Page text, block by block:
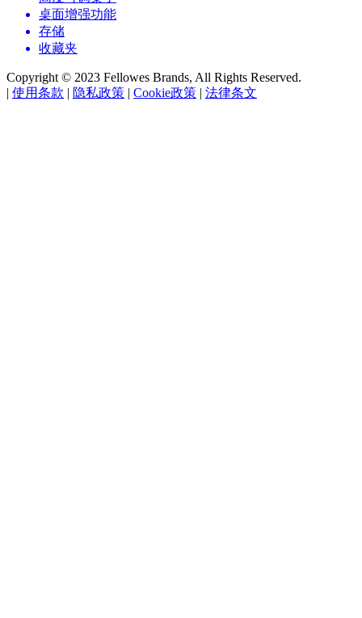
桌面增强功能
存储
收藏夹
Copyright © 2023 Fellowes Brands, All Rights Reserved.
| 使用条款 | 隐私政策 | Cookie政策 | 法律条文